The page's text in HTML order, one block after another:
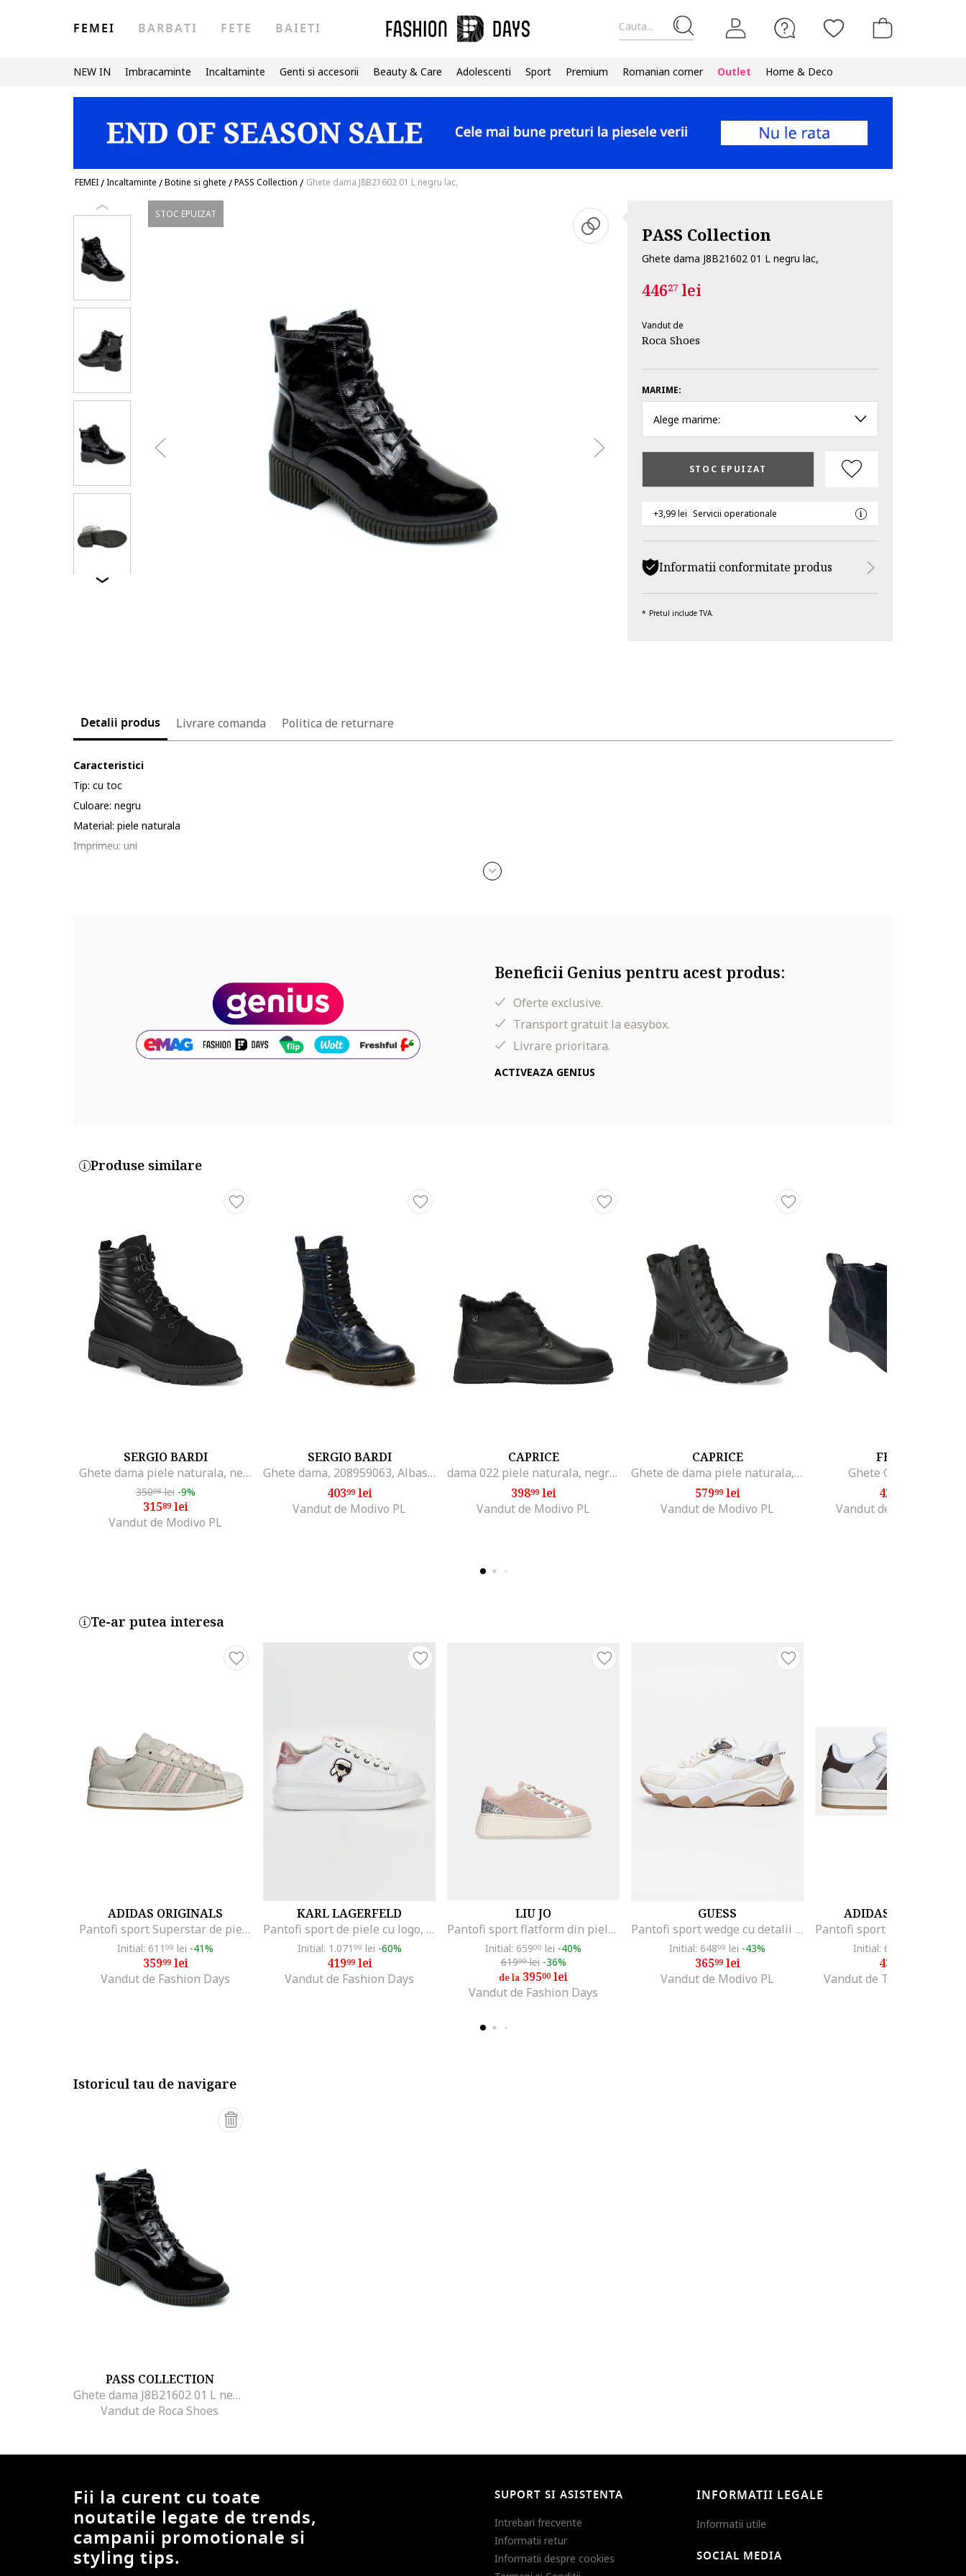
Cauta...
FEMEI BARBATI FETE BAIETI
NEW IN Imbracaminte Incaltaminte Genti si accesorii Beauty & Care Adolescenti Sport Premium Romanian corner Outlet Home & Deco
FEMEI/Incaltaminte /Botine si ghete /PASS Collection / Ghete dama J8B21602 01 L negru lac,
STOC EPUIZAT
PASS Collection
Ghete dama J8B21602 01 L negru lac,
44627lei
Vandut de
Roca Shoes
MARIME:
Alege marime:
STOC EPUIZAT
+3,99 lei Servicii operationale
Informatii conformitate produs
Pretul include TVA.
Detalii produs Livrare comanda Politica de returnare
Caracteristici
Tip: cu toc
Culoare: negru
Material: piele naturala
Imprimeu: uni
Informatii suplimentare: comode
Partea superioara: piele
3162008-12_199060
Beneficii Genius pentru acest produs:
Oferte exclusive.
Transport gratuit la easybox.
Livrare prioritara.
ACTIVEAZA GENIUS
Produse similare
SERGIO BARDI
Ghete dama piele naturala, negru,
35098lei -9%
31589lei
Vandut de Modivo PL
SERGIO BARDI
Ghete dama, 208959063, Albastru, Piele naturala, Albastru
40399lei
Vandut de Modivo PL
CAPRICE
dama 022 piele naturala, negru, Negru
39899lei
Vandut de Modivo PL
CAPRICE
Ghete de dama piele naturala, negru
57999lei
Vandut de Modivo PL
FEELING
Ghete Casual Dama
425
Vandut de Codani
Te-ar putea interesa
ADIDAS ORIGINALS
Pantofi sport Superstar de piele intoarsa, Gri deschis/Roz pastel/Caramel
Initial: 611 99 lei -41%
35999lei
Vandut de Fashion Days
KARL LAGERFELD
Pantofi sport de piele cu logo, Alb/Roz
Initial: 1.071 99 lei -60%
41999lei
Vandut de Fashion Days
LIU JO
Pantofi sport flatform din piele intoarsa, Roz pal
Initial: 65900 lei -40%
61999lei -36%
de la 39500lei
Vandut de Fashion Days
GUESS
Pantofi sport wedge cu detalii logo, Alb/Gri
Initial: 64899 lei -43%
36599lei
Vandut de Modivo PL
ADIDAS ORIGINALS
Initial: 623
436
Vandut de The Athlete's
Istoricul tau de navigare
PASS COLLECTION
Ghete dama J8B21602 01 L negru lac,
Vandut de Roca Shoes
Fii la curent cu toate
noutatile legate de trends,
campanii promotionale si
styling tips.
SUPORT SI ASISTENTA
Intrebari frecvente
Informatii retur
Informatii despre cookies
INFORMATII LEGALE
Informatii utile
SOCIAL MEDIA